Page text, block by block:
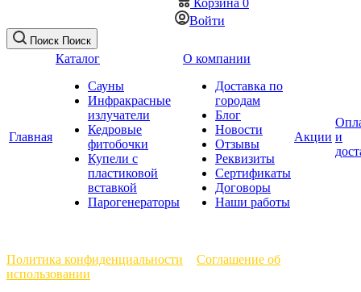
Корзина 0
Войти
Поиск Поиск
Главная
Каталог
Сауны
Инфракрасные
излучатели
Кедровые
фитобочки
Купели с
пластиковой
вставкой
Парогенераторы
О компании
Доставка по
городам
Блог
Новости
Отзывы
Реквизиты
Сертификаты
Договоры
Наши работы
Акции и
Политика конфиденциальности
Соглашение об
использовании